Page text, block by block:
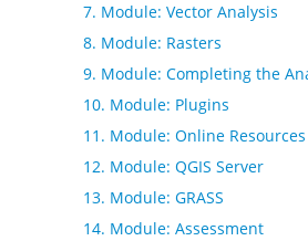
7. Module: Vector Analysis
8. Module: Rasters
9. Module: Completing the
10. Module: Plugins
11. Module: Online Resources
12. Module: QGIS Server
13. Module: GRASS
14. Module: Assessment